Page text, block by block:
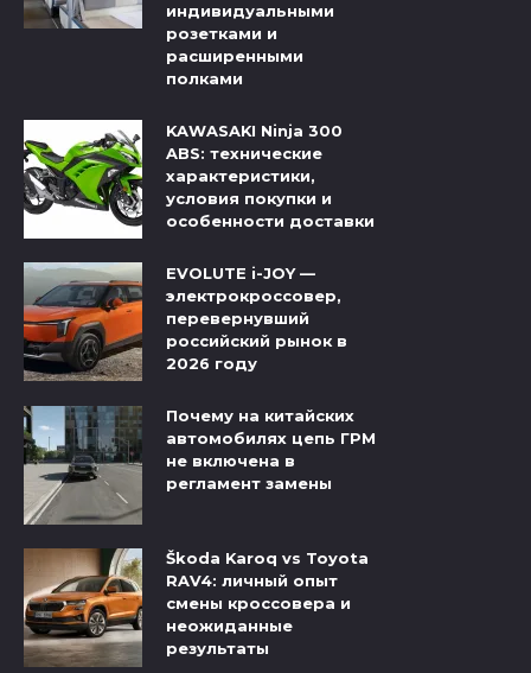
индивидуальными
розетками и
расширенными
полками
KAWASAKI Ninja 300
ABS: технические
характеристики,
условия покупки и
особенности доставки
EVOLUTE i-JOY —
электрокроссовер,
перевернувший
российский рынок в
2026 году
Почему на китайских
автомобилях цепь ГРМ
не включена в
регламент замены
Škoda Karoq vs Toyota
RAV4: личный опыт
смены кроссовера и
неожиданные
результаты